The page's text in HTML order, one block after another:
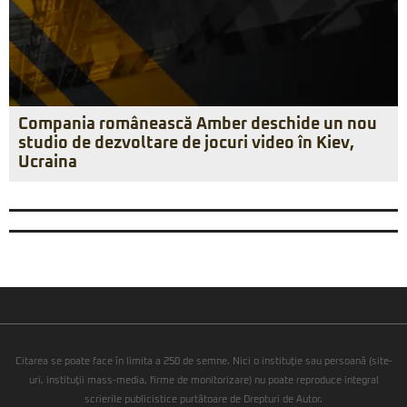
Compania românească Amber deschide un nou
studio de dezvoltare de jocuri video în Kiev,
Ucraina
Citarea se poate face în limita a 250 de semne. Nici o instituţie sau persoană (site-
uri, instituţii mass-media, firme de monitorizare) nu poate reproduce integral
scrierile publicistice purtătoare de Drepturi de Autor.